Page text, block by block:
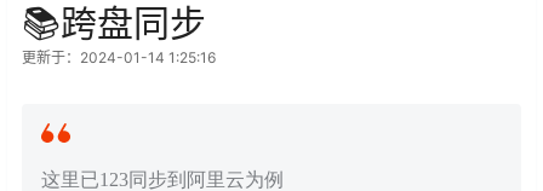
📚跨盘同步
更新于：2024-01-14 1:25:16
这里已123同步到阿里云为例